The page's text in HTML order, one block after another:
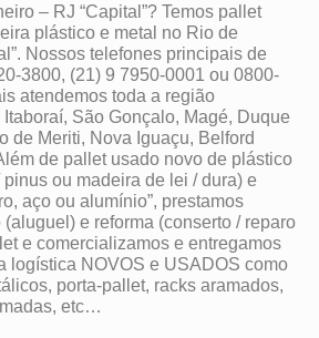
– RJ “Capital”? Temos pallet
plástico e metal no Rio de
Nossos telefones principais de
3800, (21) 9 7950-0001 ou 0800-
atendemos toda a região
São Gonçalo, Magé, Duque
de Meriti, Nova Iguaçu, Belford
de pallet usado novo de plástico
ou madeira de lei / dura) e
aço ou alumínio”, prestamos
e reforma (conserto / reparo
e comercializamos e entregamos
logística NOVOS e USADOS como
porta-pallet, racks aramados,
etc…